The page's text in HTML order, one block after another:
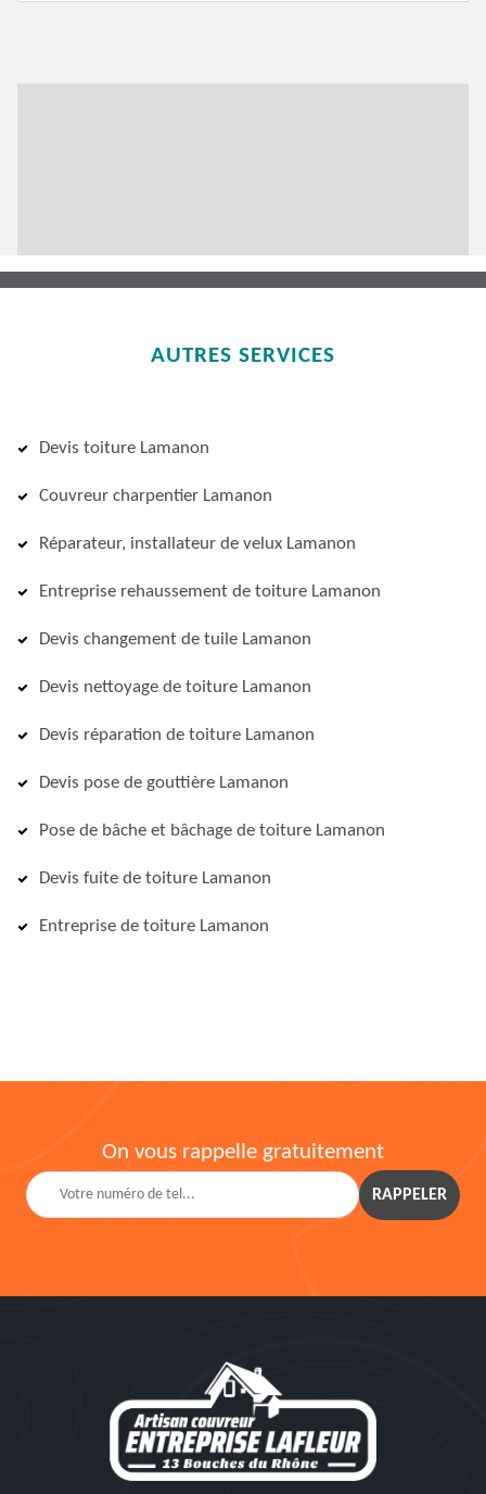
AUTRES SERVICES
Devis toiture Lamanon
Couvreur charpentier Lamanon
Réparateur, installateur de velux Lamanon
Entreprise rehaussement de toiture Lamanon
Devis changement de tuile Lamanon
Devis nettoyage de toiture Lamanon
Devis réparation de toiture Lamanon
Devis pose de gouttière Lamanon
Pose de bâche et bâchage de toiture Lamanon
Devis fuite de toiture Lamanon
Entreprise de toiture Lamanon
On vous rappelle gratuitement